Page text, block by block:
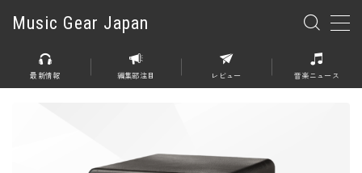
Music Gear Japan
MENU
エレキベース
最新情報 編集部注目 レビュー 音楽ニュース